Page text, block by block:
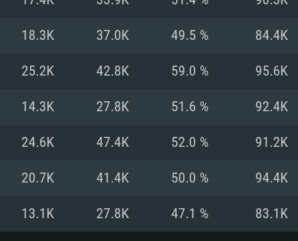
Resolução
Memória: 16
Placa Gráfica:
Nvidia
Metal.
Memória: 8 GB
Placa Gráfica:
suporte Metal.
Network:
Disco: 60,2 GB
drivers mais
/ equivalentes
mínima
recentes (não
AMD (Radeon
Vulkan.
Network:
Disco: 60,2 GB
18.3K 37.0K 49.5 % 84.4K
25.2K 42.8K 59.0 % 95.6K
14.3K 27.8K 51.6 % 92.4K
24.6K 47.4K 52.0 % 91.2K
20.7K 41.4K 50.0 % 94.4K
13.1K 27.8K 47.1 % 83.1K